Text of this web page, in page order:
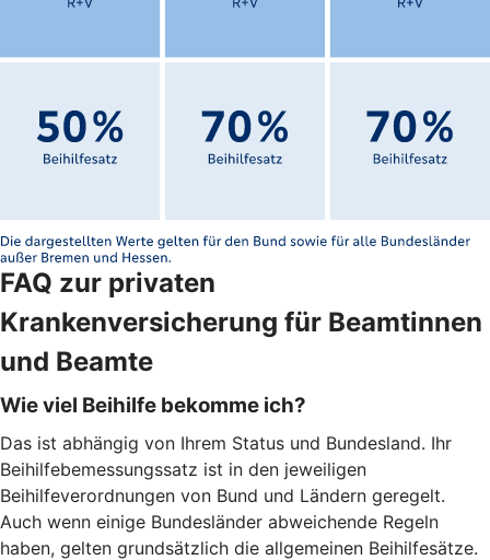
FAQ zur privaten
Krankenversicherung für Beamtinnen
und Beamte
Wie viel Beihilfe bekomme ich?
Das ist abhängig von Ihrem Status und Bundesland. Ihr
Beihilfebemessungssatz ist in den jeweiligen
Beihilfeverordnungen von Bund und Ländern geregelt.
Auch wenn einige Bundesländer abweichende Regeln
haben, gelten grundsätzlich die allgemeinen Beihilfesätze.